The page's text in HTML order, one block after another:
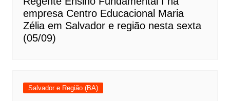
empresa Centro Educacional Maria
Zélia em Salvador e região nesta sexta
(05/09)
Salvador e Região (BA)